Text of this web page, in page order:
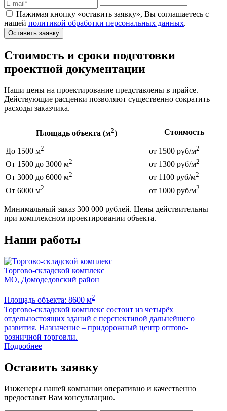
Нажимая кнопку «оставить заявку», Вы соглашаетесь с
нашей политикой обработки персональных данных.
Оставить заявку
Стоимость и сроки подготовки
проектной документации
Наши цены на проектирование представлены в прайсе.
Действующие расценки позволяют существенно сократить
расходы заказчика.
Площадь объекта (м2) Стоимость
До 1500 м2 от 1500 руб/м2
От 1500 до 3000 м2 от 1300 руб/м2
От 3000 до 6000 м2 от 1100 руб/м2
От 6000 м2 от 1000 руб/м2
Минимальный заказ 300 000 рублей. Цены действительны
при комплексном проектировании объекта.
Наши работы
Торгово-складской комплекс
МО, Домодедовский район
Площадь объекта: 8600 м2
Торгово-складской комплекс состоит из четырёх
отдельностоящих зданий с перспективой дальнейшего
развития. Назначение – придорожный центр оптово-
розничной торговли.
Подробнее
Оставить заявку
Инженеры нашей компании оперативно и качественно
предоставят Вам консультацию.